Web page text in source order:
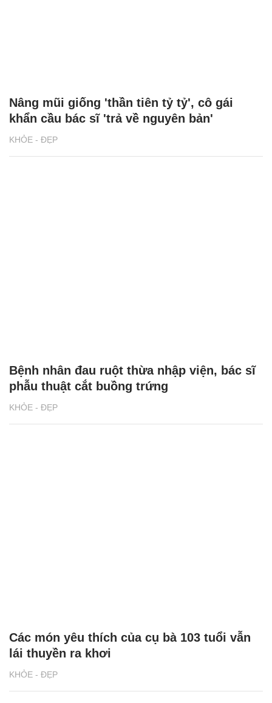
KHỎE - ĐẸP
Nâng mũi giống 'thần tiên tỷ tỷ', cô gái
khẩn cầu bác sĩ 'trả về nguyên bản'
KHỎE - ĐẸP
Bệnh nhân đau ruột thừa nhập viện, bác sĩ
phẫu thuật cắt buồng trứng
KHỎE - ĐẸP
Các món yêu thích của cụ bà 103 tuổi vẫn
lái thuyền ra khơi